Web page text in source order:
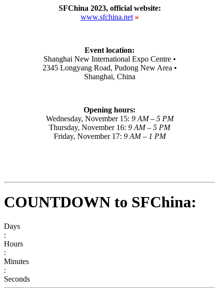
SFChina 2023, official website:
www.sfchina.net »
Event location:
Shanghai New International Expo Centre •
2345 Longyang Road, Pudong New Area •
Shanghai, China
Opening hours:
Wednesday, November 15: 9 AM – 5 PM
Thursday, November 16: 9 AM – 5 PM
Friday, November 17: 9 AM – 1 PM
COUNTDOWN to SFChina:
Days
:
Hours
:
Minutes
:
Seconds